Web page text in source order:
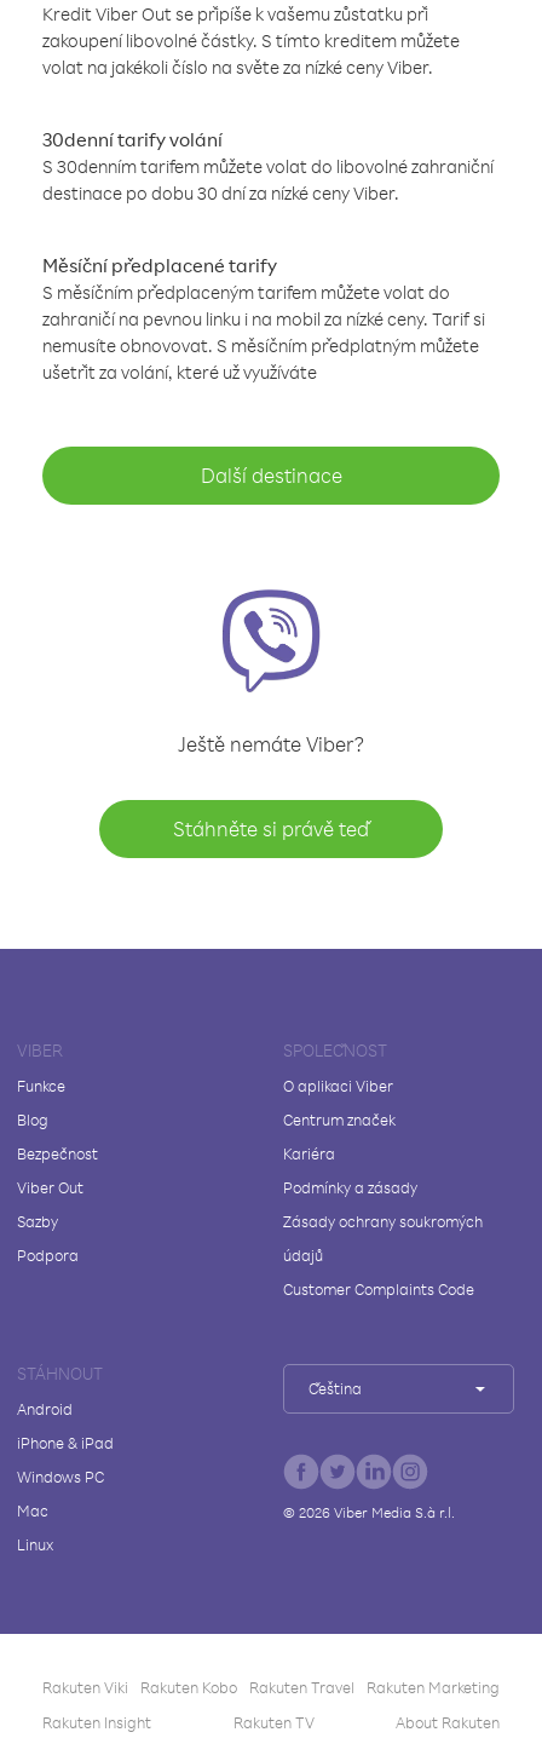
Kredit Viber Out se připíše k vašemu zůstatku při
zakoupení libovolné částky. S tímto kreditem můžete
volat na jakékoli číslo na světe za nízké ceny Viber.
30denní tarify volání
S 30denním tarifem můžete volat do libovolné zahraniční
destinace po dobu 30 dní za nízké ceny Viber.
Měsíční předplacené tarify
S měsíčním předplaceným tarifem můžete volat do
zahraničí na pevnou linku i na mobil za nízké ceny. Tarif si
nemusíte obnovovat. S měsíčním předplatným můžete
ušetřit za volání, které už využíváte
Další destinace
Ještě nemáte Viber?
Stáhněte si právě teď
VIBER
Funkce
Blog
Bezpečnost
Viber Out
Sazby
Podpora
SPOLEČNOST
O aplikaci Viber
Centrum značek
Kariéra
Podmínky a zásady
Zásady ochrany soukromých
údajů
Customer Complaints Code
STÁHNOUT
Android
iPhone & iPad
Windows PC
Mac
Linux
Čeština
© 2026Viber Media S.à r.l.
Rakuten Viki Rakuten Kobo Rakuten Travel
Rakuten Marketing
Rakuten Insight
Rakuten TV About Rakuten